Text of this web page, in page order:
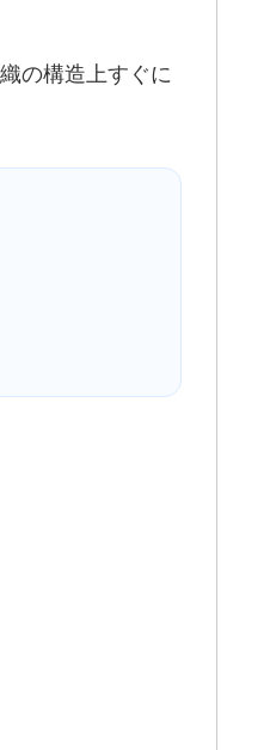
の構造上すぐに